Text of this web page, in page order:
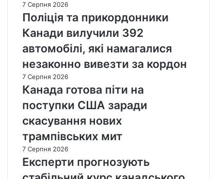
7 Серпня 2026
Поліція та прикордонники
Канади вилучили 392
автомобілі, які намагалися
незаконно вивезти за кордон
7 Серпня 2026
Канада готова піти на
поступки США заради
скасування нових
трампівських мит
7 Серпня 2026
Експерти прогнозують